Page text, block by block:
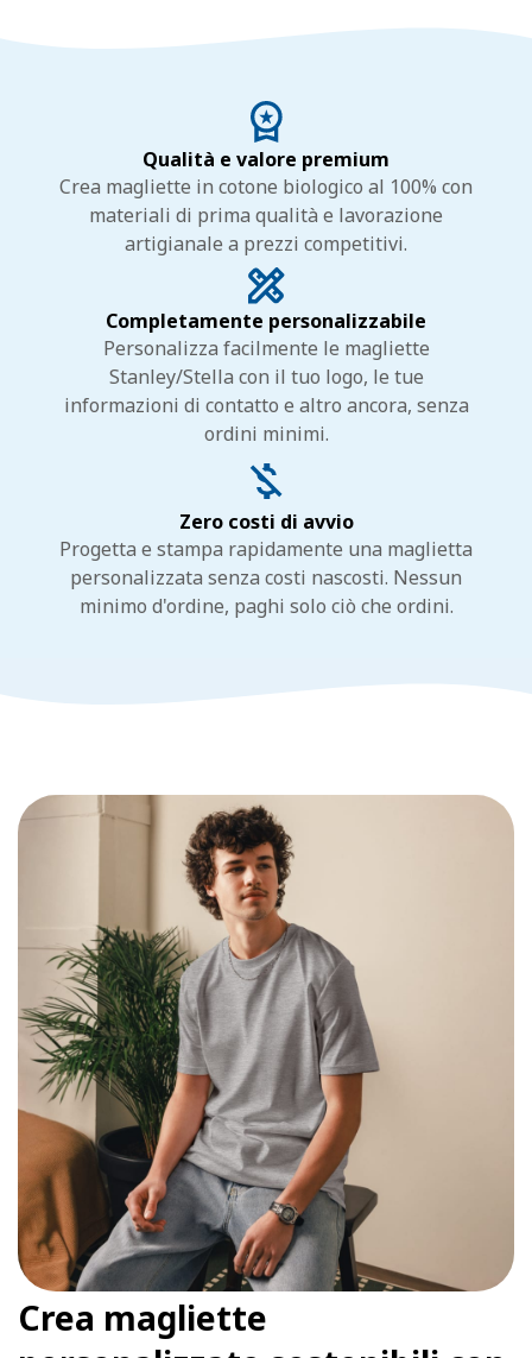
Qualità e valore premium
Crea magliette in cotone biologico al 100% con
materiali di prima qualità e lavorazione
artigianale a prezzi competitivi.
Completamente personalizzabile
Personalizza facilmente le magliette
Stanley/Stella con il tuo logo, le tue
informazioni di contatto e altro ancora, senza
ordini minimi.
Zero costi di avvio
Progetta e stampa rapidamente una maglietta
personalizzata senza costi nascosti. Nessun
minimo d'ordine, paghi solo ciò che ordini.
Crea magliette